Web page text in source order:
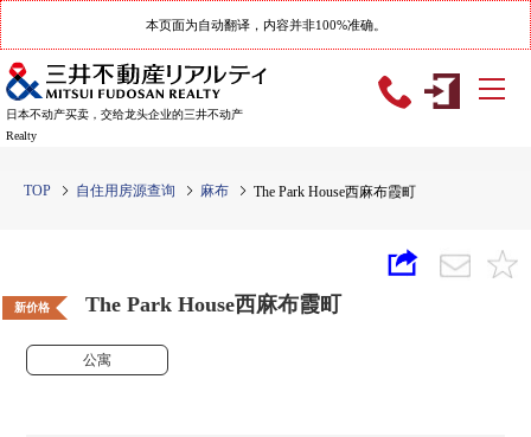
本页面为自动翻译，内容并非100%准确。
日本不动产买卖，交给龙头企业的三井不动产
Realty
TOP 自住用房源查询 麻布 The Park House西麻布霞町
新价格 The Park House西麻布霞町
公寓